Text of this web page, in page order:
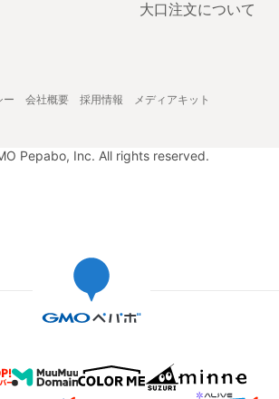
大口注文について
ー 会社概要 採用情報 メディアキット
Pepabo, Inc. All rights reserved.